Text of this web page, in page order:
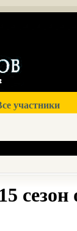
участники
сезон